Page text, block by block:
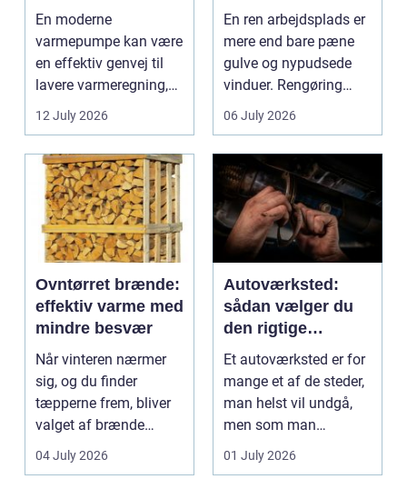
varme og et bedre
En moderne
varmepumpe kan være
en effektiv genvej til
lavere varmeregning,
mindre CO2-udslip og
12 July 2026
trygge rammer på
arbejdspladsen
En ren arbejdsplads er
mere end bare pæne
gulve og nypudsede
vinduer. Rengøring
påvirker medarbejder...
06 July 2026
Ovntørret brænde:
effektiv varme med
mindre besvær
Når vinteren nærmer
sig, og du finder
tæpperne frem, bliver
valget af brænde
pludselig vigtigt.
Mang...
04 July 2026
Autoværksted:
sådan vælger du
den rigtige
mekaniker
Et autoværksted er for
mange et af de steder,
man helst vil undgå,
men som man
alligevel...
01 July 2026